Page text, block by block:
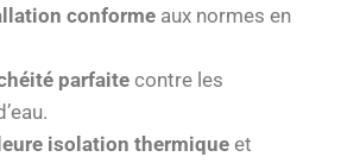
conforme aux normes en
parfaitecontre les
isolation thermique et